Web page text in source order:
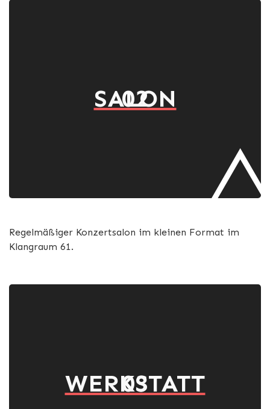
02
SALON
Regelmäßiger Konzertsalon im kleinen Format im
Klangraum 61.
03
WERKSTATT